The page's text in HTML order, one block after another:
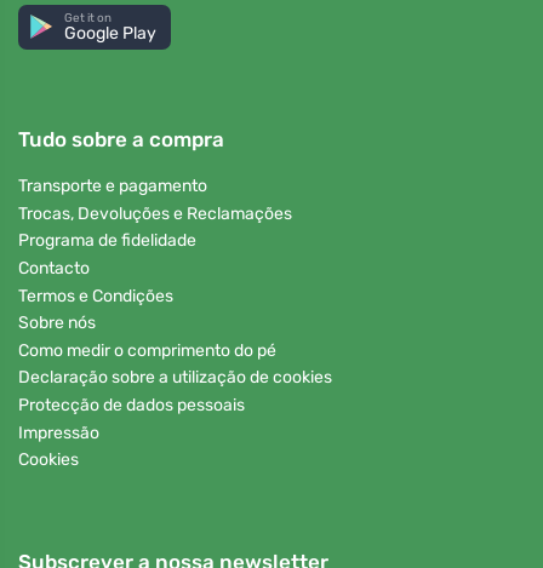
Get it on
Google Play
Tudo sobre a compra
Transporte e pagamento
Trocas, Devoluções e Reclamações
Programa de fidelidade
Contacto
Termos e Condições
Sobre nós
Como medir o comprimento do pé
Declaração sobre a utilização de cookies
Protecção de dados pessoais
Impressão
Cookies
Subscrever a nossa newsletter